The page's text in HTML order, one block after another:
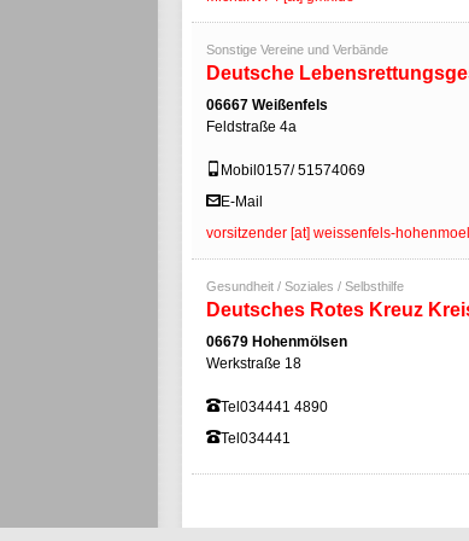
Sonstige Vereine und Verbände
Deutsche
06667 Weißenfels
Feldstraße 4a
Mobil0157/ 51574069
E-Mail
vorsitzender [at] weissenfels-
Gesundheit / Soziales / Selbsthilfe
Deutsches Rotes Kreuz
06679 Hohenmölsen
Werkstraße 18
Tel034441 4890
Tel034441